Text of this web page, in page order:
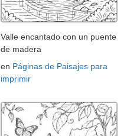
Valle encantado con un puente
de madera
en Páginas de Paisajes para
imprimir